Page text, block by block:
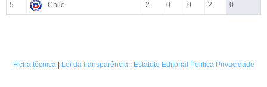
5 Chile 2 0 0 2 0
Ficha técnica| Lei da transparência| Estatuto Editorial Politica Privacidade